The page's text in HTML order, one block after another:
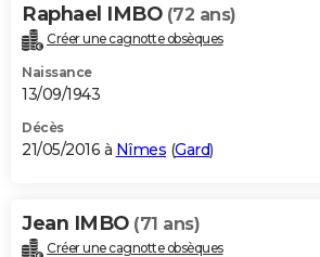
Raphael IMBO (72 ans)
Créer une cagnotte obsèques
Naissance
13/09/1943
Décès
21/05/2016 à Nîmes (Gard)
Jean IMBO (71 ans)
Créer une cagnotte obsèques